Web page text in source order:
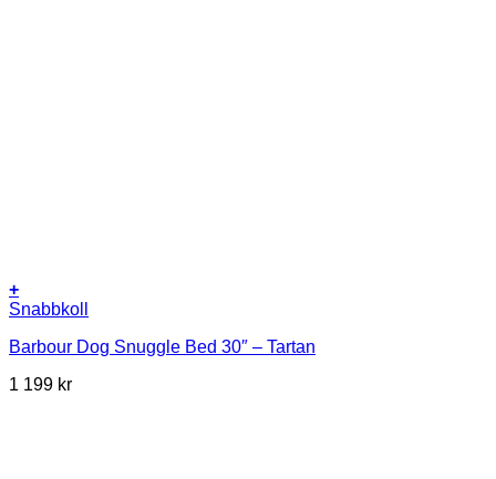
+
Snabbkoll
Barbour Dog Snuggle Bed 30″ – Tartan
1 199 kr